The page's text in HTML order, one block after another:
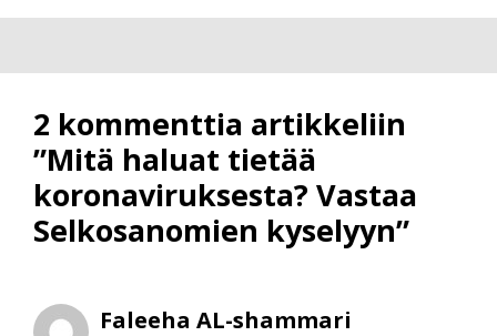
2 kommenttia artikkeliin
”Mitä haluat tietää
koronaviruksesta? Vastaa
Selkosanomien kyselyyn”
Faleeha AL-shammari